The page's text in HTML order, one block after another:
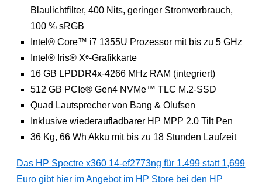
Blaulichtfilter, 400 Nits, geringer Stromverbrauch,
100 % sRGB
Intel® Core™ i7 1355U Prozessor mit bis zu 5 GHz
Intel® Iris® Xᵉ-Grafikkarte
16 GB LPDDR4x-4266 MHz RAM (integriert)
512 GB PCIe® Gen4 NVMe™ TLC M.2-SSD
Quad Lautsprecher von Bang & Olufsen
Inklusive wiederaufladbarer HP MPP 2.0 Tilt Pen
36 Kg, 66 Wh Akku mit bis zu 18 Stunden Laufzeit
Das HP Spectre x360 14-ef2773ng für 1.499 statt 1,699
Euro gibt hier im Angebot im HP Store bei den HP